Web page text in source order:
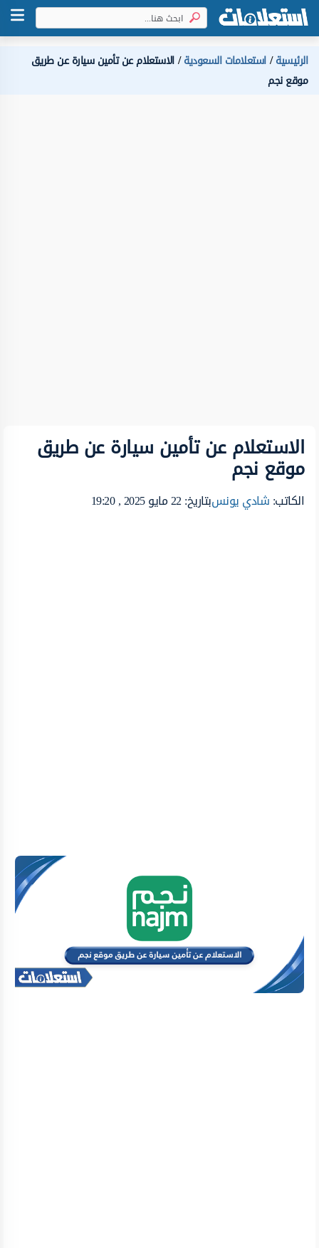
الرئيسية استعلامات السعودية الاستعلام عن تأمين سيارة عن طريق
موقع نجم
الاستعلام عن تأمين سيارة عن طريق
موقع نجم
الكاتب:شادي يونسبتاريخ: 22 مايو 2025 , 19:20